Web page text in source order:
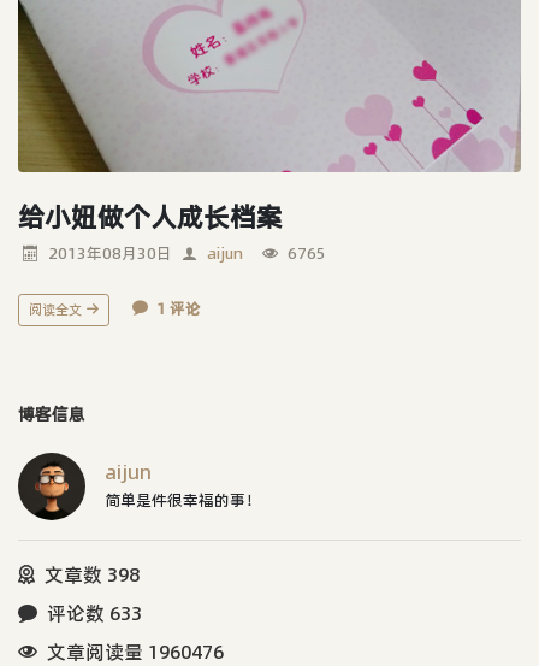
给小妞做个人成长档案
2013年08月30日 aijun 6765
阅读全文 1 评论
博客信息
aijun
简单是件很幸福的事！
文章数 398
评论数 633
文章阅读量 1960476